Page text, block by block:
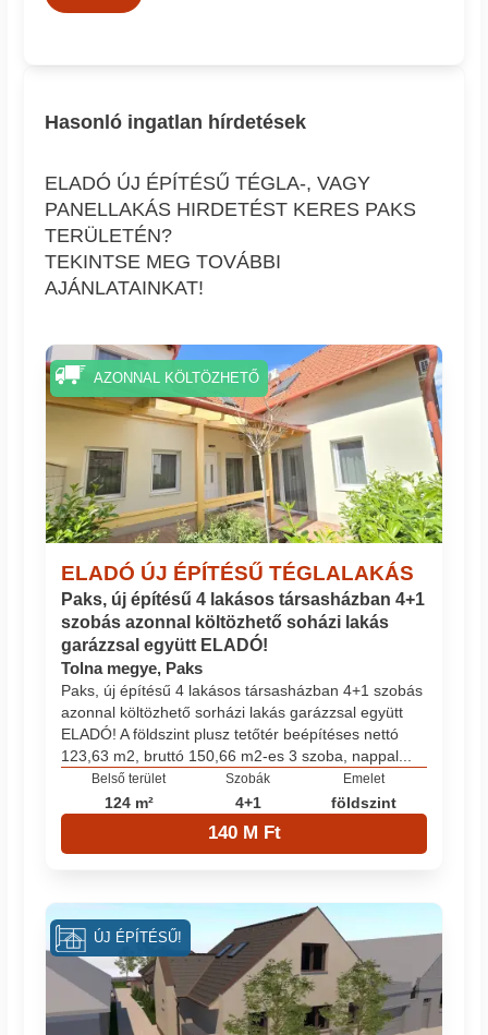
Hasonló ingatlan hírdetések
ELADÓ ÚJ ÉPÍTÉSŰ TÉGLA-, VAGY
PANELLAKÁS HIRDETÉST KERES PAKS
TERÜLETÉN?
TEKINTSE MEG TOVÁBBI
AJÁNLATAINKAT!
ELADÓ ÚJ ÉPÍTÉSŰ TÉGLALAKÁS
Paks, új építésű 4 lakásos társasházban 4+1
szobás azonnal költözhető soházi lakás
garázzsal együtt ELADÓ!
Tolna megye, Paks
Paks, új építésű 4 lakásos társasházban 4+1 szobás
azonnal költözhető sorházi lakás garázzsal együtt
ELADÓ! A földszint plusz tetőtér beépítéses nettó
123,63 m2, bruttó 150,66 m2-es 3 szoba, nappal...
Belső terület
124 m²
Szobák
4+1
Emelet
földszint
140 M Ft
AZONNAL KÖLTÖZHETŐ
ÚJ ÉPÍTÉSŰ!